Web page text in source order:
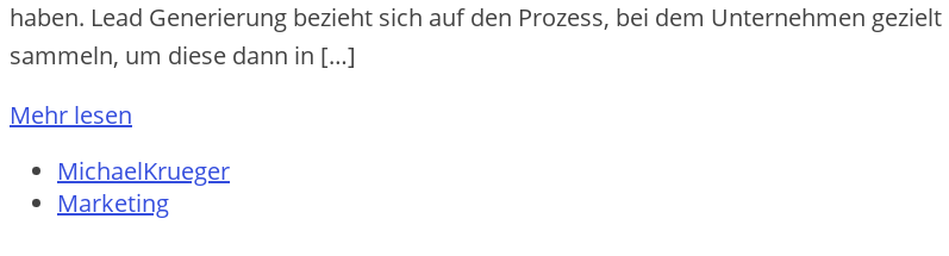
haben. Lead Generierung bezieht sich auf den Prozess, bei dem Unternehmen
sammeln, um diese dann in […]
Mehr lesen
MichaelKrueger
Marketing